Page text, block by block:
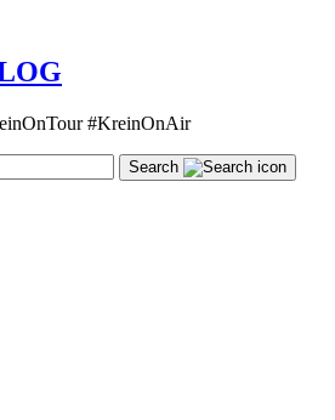
#KreinOnAir
Search